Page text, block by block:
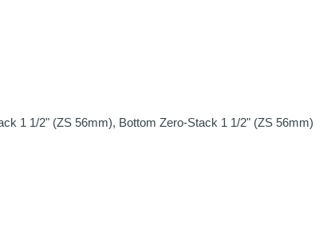
1 1/2" (ZS 56mm), Bottom Zero-Stack 1 1/2" (ZS 56mm)